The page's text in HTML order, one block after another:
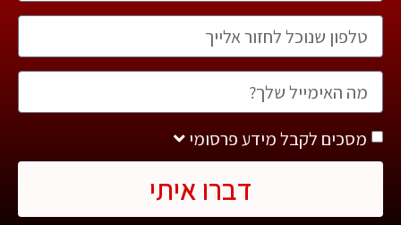
מסכים לקבל מידע פרסומי
דברו איתי